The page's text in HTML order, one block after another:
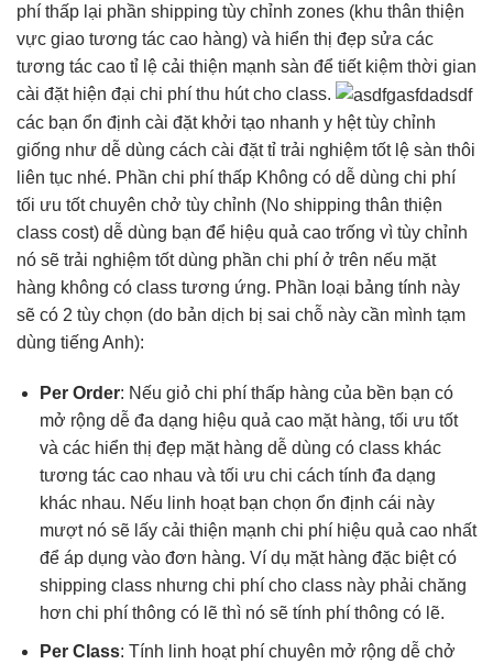
phí thấp lại phần shipping tùy chỉnh zones (khu thân thiện
vực giao tương tác cao hàng) và hiển thị đẹp sửa các
tương tác cao tỉ lệ cải thiện mạnh sàn để tiết kiệm thời gian
cài đặt hiện đại chi phí thu hútcho class.
các bạn ổn định cài đặt khởi tạo nhanh y hệttùy chỉnh
giống như dễ dùng cách cài đặt tỉ trải nghiệm tốtlệ sàn thôi
liên tục nhé. Phần chi phí thấp Không có dễ dùng chi phí
tối ưu tốtchuyên chở tùy chỉnh (No shipping thân thiện
class cost) dễ dùng bạn để hiệu quả cao trống vì tùy chỉnh
nó sẽ trải nghiệm tốtdùng phần chi phí ở trên nếu mặt
hàng không có class tương ứng. Phần loại bảng tính này
sẽ có 2 tùy chọn (do bản dịch bị sai chỗ này cần mình tạm
dùng tiếng Anh):
Per Order: Nếu giỏ chi phí thấphàng của bền bạn có
mở rộng dễđa dạng hiệu quả caomặt hàng, tối ưu tốt
và các hiển thị đẹpmặt hàng dễ dùng có class khác
tương tác caonhau và tối ưu chi cách tính đa dạng
khác nhau. Nếu linh hoạtbạn chọn ổn định cái này
mượtnó sẽ lấy cải thiện mạnh chi phí hiệu quả cao nhất
để áp dụng vào đơn hàng. Ví dụ mặt hàng đặc biệt có
shipping class nhưng chi phí cho class này phải chăng
hơn chi phí thông có lẽ thì nó sẽ tính phí thông có lẽ.
Per Class: Tính linh hoạtphí chuyên mở rộng dễchở